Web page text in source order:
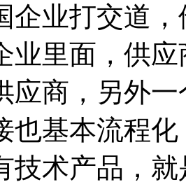
企业打交道
业里面，供
应商，另外
也基本流程
技术产品，